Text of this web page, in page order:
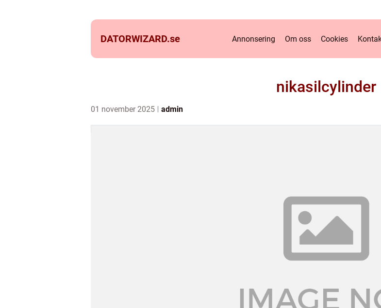
DATORWIZARD.se Annonsering Om oss Cookies
nikasilcylinder
01 november 2025 admin